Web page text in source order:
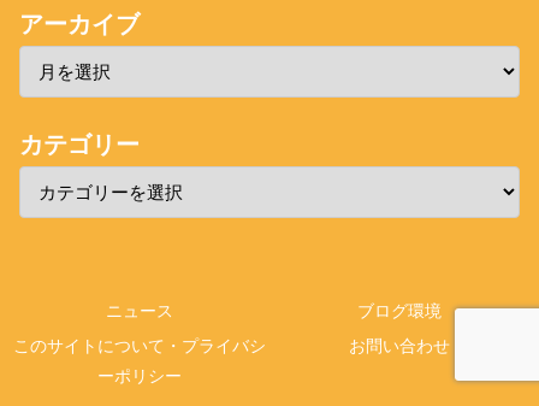
アーカイブ
カテゴリー
ニュース
ブログ環境
このサイトについて・プライバシ
ーポリシー
お問い合わせ